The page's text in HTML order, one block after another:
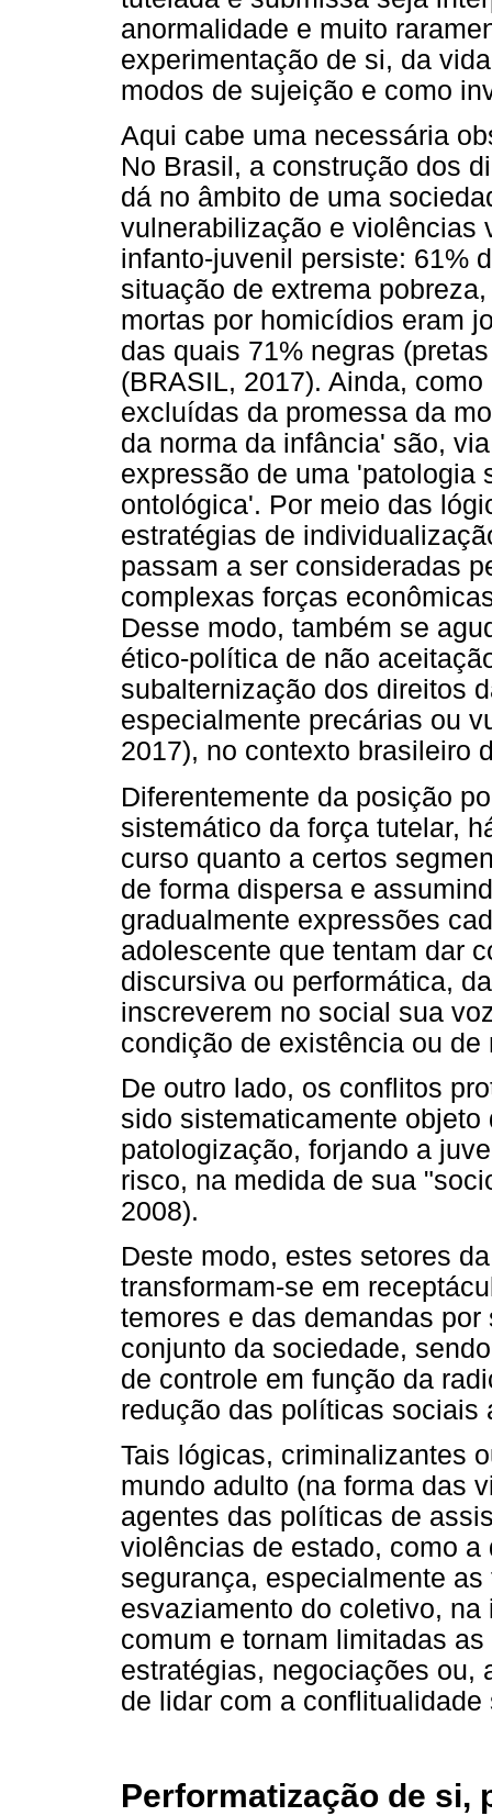
anormalidade e muito
experimentação de si, da
modos de sujeição e como
Aqui cabe uma necessária
No Brasil, a construção dos
dá no âmbito de uma
vulnerabilização e violências
infanto-juvenil persiste: 61%
situação de extrema
mortas por homicídios eram
das quais 71% negras
(BRASIL, 2017). Ainda,
excluídas da promessa da
da norma da infância' são,
expressão de uma 'patologia
ontológica'. Por meio das
estratégias de
passam a ser consideradas
complexas forças
Desse modo, também se
ético-política de não
subalternização dos direitos
especialmente precárias ou
2017), no contexto brasileiro
Diferentemente da posição
sistemático da força tutelar,
curso quanto a certos
de forma dispersa e
gradualmente expressões
adolescente que tentam dar
discursiva ou performática,
inscreverem no social sua
condição de existência ou de
De outro lado, os conflitos
sido sistematicamente
patologização, forjando a
risco, na medida de sua
2008).
Deste modo, estes setores
transformam-se em
temores e das demandas
conjunto da sociedade,
de controle em função da
redução das políticas sociais
Tais lógicas, criminalizantes
mundo adulto (na forma das
agentes das políticas de
violências de estado, como
segurança, especialmente
esvaziamento do coletivo,
comum e tornam limitadas
estratégias, negociações ou,
de lidar com a conflitualidade
Performatização de si,